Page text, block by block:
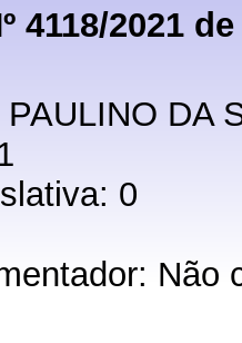
4118/2021
DA
0
Não